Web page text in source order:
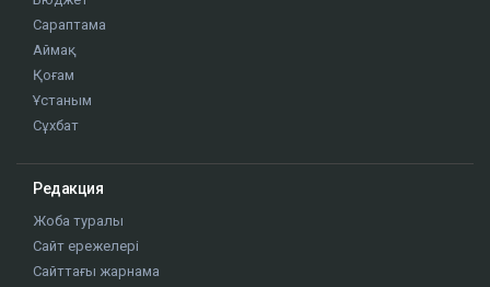
Сараптама
Аймақ
Қоғам
Ұстаным
Сұхбат
Редакция
Жоба туралы
Сайт ережелері
Сайттағы жарнама